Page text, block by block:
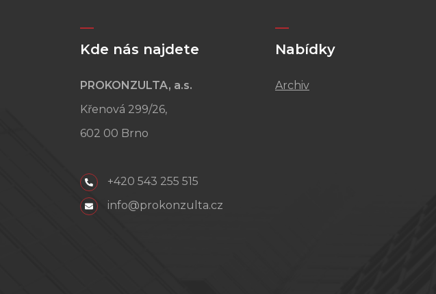
Kde nás najdete
PROKONZULTA, a.s.
Křenová 299/26,
602 00 Brno
+420 543 255 515
info@prokonzulta.cz
Nabídky
Archiv